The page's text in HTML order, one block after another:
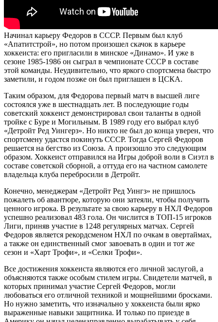
Начинал карьеру Федоров в СССР. Первым был клуб
«Апатитстрой», но потом произошел скачок в карьере
хоккеиста: его пригласили в минское «Динамо». И уже в
сезоне 1985-1986 он сыграл в чемпионате СССР в составе
этой команды. Неудивительно, что яркого спортсмена быстро
заметили, и годом позже он был приглашен в ЦСКА.
Таким образом, для Федорова первый матч в высшей лиге
состоялся уже в шестнадцать лет. В последующие годы
советский хоккеист демонстрировал свои таланты в одной
тройке с Буре и Могильным. В 1989 году его выбрал клуб
«Детройт Ред Уингерз». Но никто не был до конца уверен, что
спортсмену удастся покинуть СССР. Тогда Сергей Федоров
решается на бегство из Союза. А произошло это следующим
образом. Хоккеист отправился на Игры доброй воли в Сиэтл в
составе советской сборной, а оттуда его на частном самолете
владельца клуба перебросили в Детройт.
Конечно, менеджерам «Детройт Ред Уингз» не пришлось
пожалеть об авантюре, которую они затеяли, чтобы получить
ценного игрока. В результате за свою карьеру в НХЛ Федоров
успешно реализовал 483 гола. Он числится в ТОП-15 игроков
Лиги, приняв участие в 1248 регулярных матчах. Сергей
Федоров является рекордсменом НХЛ по очкам в овертаймах,
а также он единственный смог завоевать в один и тот же
сезон и «Харт Трофи», и «Селки Трофи».
Все достижения хоккеиста являются его личной заслугой, а
объясняются также особым стилем игры. Свидетели матчей, в
которых принимал участие Сергей Федоров, могли
любоваться его отличной техникой и мощнейшими бросками.
Но нужно заметить, что изначально у хоккеиста были ярко
выраженные навыки защитника. И только по приезде в